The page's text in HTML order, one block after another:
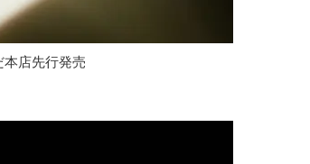
店先行発売